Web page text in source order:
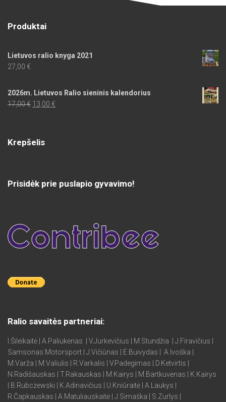
Produktai
Lietuvos ralio knyga 2021
27,00 €
2026m. Lietuvos Ralio sieninis kalendorius
17,00€ Original
13,00 €Current
Krepšelis
Prisidėk prie puslapio gyvavimo!
Ralio savaitės partneriai:
I.Šileikaitė | A.Paliukėnas | V.Jurkevičius | M.Stundžia | J.Firavičius |
Samsonas Motorsport | J.Vičiūnas | E.Buivydas | A.Ivoška |
M.Varža | M.Valiulis | R.Varkalis | V.Padegimas | D.Ketvirtis |
N.Radišauskas | T.Rakauskas | M.Kairys | M.Bartkuvėnas | K.Kairys
| B.Rubczewski | K.Adinavičius | U.Kniūraitė | A.Laukys |
R.Čapkauskas | A.Matuliauskaitė | J.Simaška | S.Zurlys |